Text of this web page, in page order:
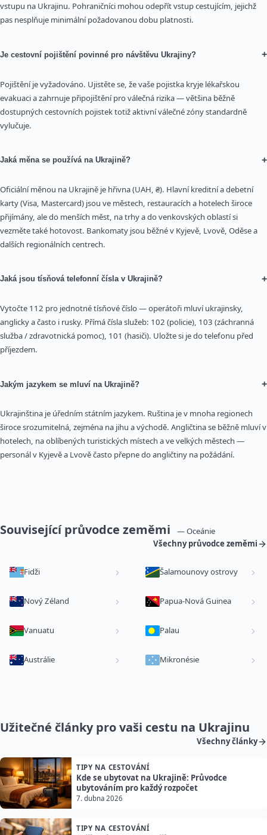
vstupu na Ukrajinu. Pohraničníci mohou odepřít vstup cestujícím, jejichž
pas nesplňuje minimální požadovanou dobu platnosti.
Je cestovní pojištění povinné pro návštěvu Ukrajiny? +
Pojištění je vyžadováno. Ujistěte se, že vaše pojistka kryje lékařskou
evakuaci a zahrnuje připojištění pro válečná rizika — většina běžně
dostupných cestovních pojistek totiž aktivní válečné zóny standardně
vylučuje.
Jaká měna se používá na Ukrajině? +
Oficiální měnou na Ukrajině je hřivna (UAH, ₴). Hlavní kreditní a debetní
karty (Visa, Mastercard) jsou ve městech, restauracích a hotelech široce
přijímány, ale do menších měst, na trhy a do venkovských oblastí si
vezměte také hotovost. Bankomaty jsou běžné v Kyjevě, Lvově, Oděse a
dalších regionálních centrech.
Jaká jsou tísňová telefonní čísla v Ukrajině? +
Vytočte 112 pro jednotné tísňové číslo — operátoři mluví ukrajinsky,
anglicky a často i rusky. Přímá čísla služeb: 102 (policie), 103 (záchranná
služba / zdravotnická pomoc), 101 (hasiči). Uložte si je do telefonu před
příjezdem.
Jakým jazykem se mluví na Ukrajině? +
Ukrajinština je úředním státním jazykem. Ruština je v mnoha regionech
široce srozumitelná, zejména na jihu a východě. Angličtina se běžně mluví v
hotelech, na oblíbených turistických místech a ve velkých městech —
personál v Kyjevě a Lvově často přepne do angličtiny na požádání.
Související průvodce zeměmi
— Oceánie
Všechny průvodce zeměmi
Fidži Šalamounovy ostrovy
Nový Zéland Papua-Nová Guinea
Vanuatu Palau
Austrálie Mikronésie
Užitečné články pro vaši cestu na Ukrajinu
Všechny články
TIPY NA CESTOVÁNÍ
Kde se ubytovat na Ukrajině: Průvodce
ubytováním pro každý rozpočet
7. dubna 2026
TIPY NA CESTOVÁNÍ